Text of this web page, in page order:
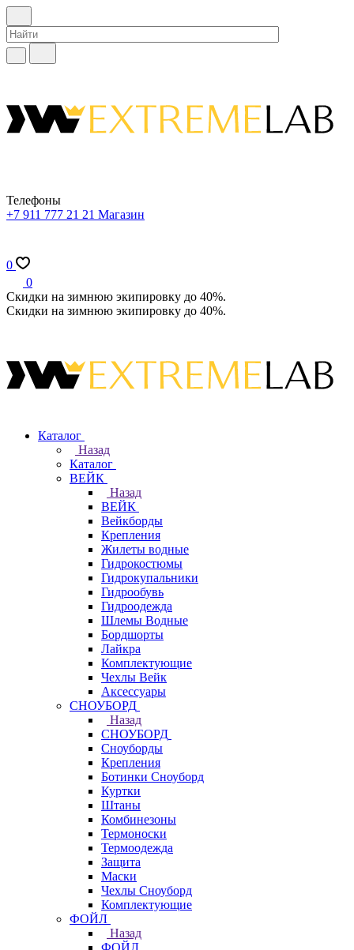
Телефоны
+7 911 777 21 21 Магазин
0
0
Скидки на зимнюю экипировку до 40%.
Скидки на зимнюю экипировку до 40%.
Каталог
Назад
Каталог
ВЕЙК
Назад
ВЕЙК
Вейкборды
Крепления
Жилеты водные
Гидрокостюмы
Гидрокупальники
Гидрообувь
Гидроодежда
Шлемы Водные
Бордшорты
Лайкра
Комплектующие
Чехлы Вейк
Аксессуары
СНОУБОРД
Назад
СНОУБОРД
Сноуборды
Крепления
Ботинки Сноуборд
Куртки
Штаны
Комбинезоны
Термоноски
Термоодежда
Защита
Маски
Чехлы Сноуборд
Комплектующие
ФОЙЛ
Назад
ФОЙЛ